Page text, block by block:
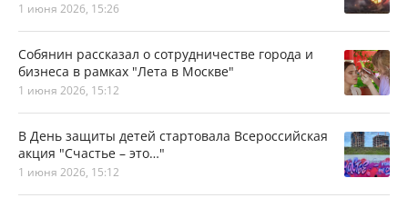
1 июня 2026, 15:26
Собянин рассказал о сотрудничестве города и
бизнеса в рамках "Лета в Москве"
1 июня 2026, 15:12
В День защиты детей стартовала Всероссийская
акция "Счастье – это…"
1 июня 2026, 15:12